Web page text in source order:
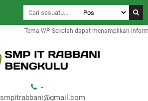
Tema WP Sekolah dapat menampilkan
-
smpitrabbani@gmail.com